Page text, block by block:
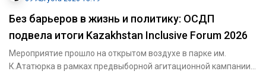
Без барьеров в жизнь и политику: ОСДП
подвела итоги Kazakhstan Inclusive Forum 2026
Мероприятие прошло на открытом воздухе в парке им.
К.Ататюрка в рамках предвыборной агитационной кампании